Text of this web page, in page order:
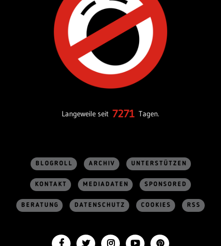
Langeweile seit 7271 Tagen.
BLOGROLL ARCHIV UNTERSTÜTZEN
KONTAKT MEDIADATEN SPONSORED
BERATUNG DATENSCHUTZ COOKIES RSS